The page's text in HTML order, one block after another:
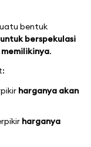
bentuk
berspekulasi
.
harganya akan
harganya